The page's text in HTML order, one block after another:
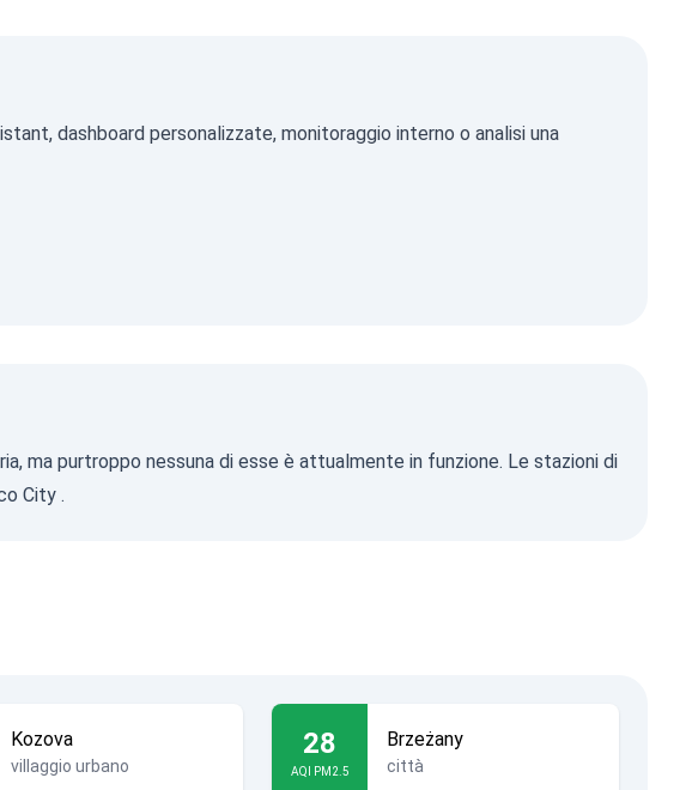
dashboard personalizzate, monitoraggio interno o analisi una
ma purtroppo nessuna di esse è attualmente in funzione. Le stazioni di
City .
Kozova
villaggio urbano
28
AQI PM2.5
Brzeżany
città